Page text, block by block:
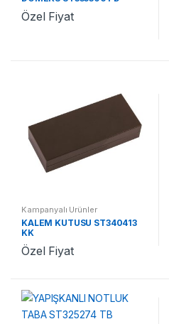
Özel Fiyat
Kampanyalı Ürünler
KALEM KUTUSU ST340413
KK
Özel Fiyat